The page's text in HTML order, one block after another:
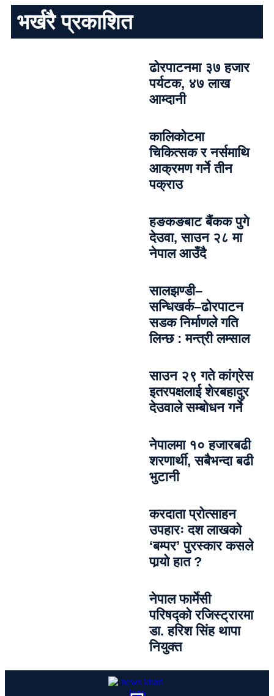
भर्खरै प्रकाशित
ढोरपाटनमा ३७ हजार
पर्यटक, ४७ लाख
आम्दानी
कालिकोटमा
चिकित्सक र नर्समाथि
आक्रमण गर्ने तीन
पक्राउ
हङकङबाट बैंकक पुगे
देउवा, साउन २८ मा
नेपाल आउँदै
सालझण्डी–
सन्धिखर्क–ढोरपाटन
सडक निर्माणले गति
लिन्छ : मन्त्री लम्साल
साउन २९ गते कांग्रेस
इतरपक्षलाई शेरबहादुर
देउवाले सम्बोधन गर्ने
नेपालमा १० हजारबढी
शरणार्थी, सबैभन्दा बढी
भुटानी
करदाता प्रोत्साहन
उपहारः दश लाखको
‘बम्पर’ पुरस्कार कसले
पार्‍याे हात ?
नेपाल फार्मेसी
परिषद्को रजिस्ट्रारमा
डा. हरिश सिंह थापा
नियुक्त